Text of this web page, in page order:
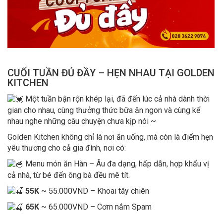
CUỐI TUẦN ĐỦ ĐẦY – HẸN NHAU TẠI GOLDEN
KITCHEN
Một tuần bận rộn khép lại, đã đến lúc cả nhà dành thời
gian cho nhau, cùng thưởng thức bữa ăn ngon và cùng kể
nhau nghe những câu chuyện chưa kịp nói ~
Golden Kitchen không chỉ là nơi ăn uống, mà còn là điểm hẹn
yêu thương cho cả gia đình, nơi có:
Menu món ăn Hàn – Âu đa dạng, hấp dẫn, hợp khẩu vị
cả nhà, từ bé đến ông bà đều mê tít.
55K ~ 55.000VND – Khoai tây chiên
65K ~ 65.000VND – Cơm nắm Spam